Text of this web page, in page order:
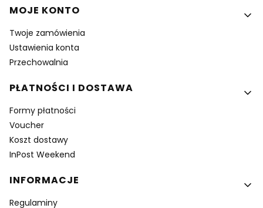
Linki w stopce
MOJE KONTO
Twoje zamówienia
Ustawienia konta
Przechowalnia
PŁATNOŚCI I DOSTAWA
Formy płatności
Voucher
Koszt dostawy
InPost Weekend
INFORMACJE
Regulaminy